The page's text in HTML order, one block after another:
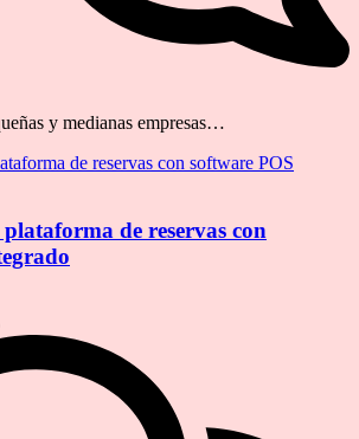
y medianas empresas…
de reservas con